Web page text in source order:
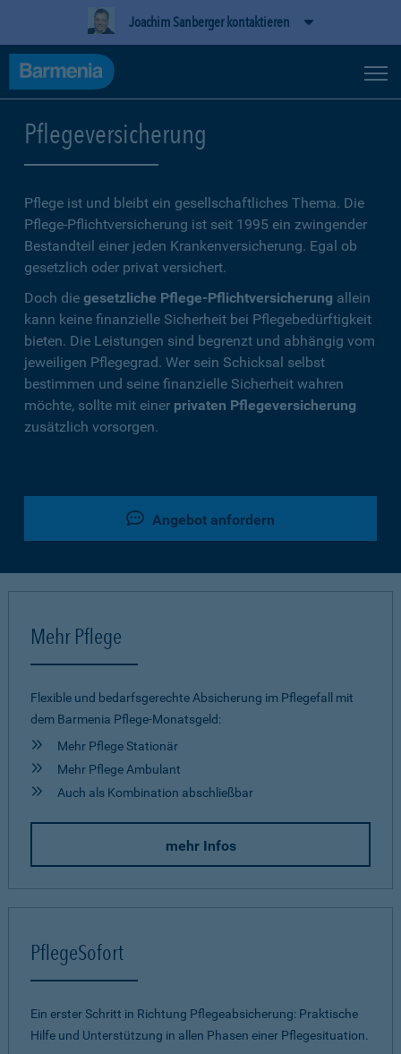
Joachim Sanberger kontaktieren
Pflegeversicherung
Pflege ist und bleibt ein gesellschaftliches Thema. Die
Pflege-Pflichtversicherung ist seit 1995 ein zwingender
Bestandteil einer jeden Krankenversicherung. Egal ob
gesetzlich oder privat versichert.
Doch die gesetzliche Pflege-Pflichtversicherung allein
kann keine finanzielle Sicherheit bei Pflegebedürftigkeit
bieten. Die Leistungen sind begrenzt und abhängig vom
jeweiligen Pflegegrad. Wer sein Schicksal selbst
bestimmen und seine finanzielle Sicherheit wahren
möchte, sollte mit einer privaten Pflegeversicherung
zusätzlich vorsorgen.
Angebot anfordern
Mehr Pflege
Flexible und bedarfsgerechte Absicherung im Pflegefall mit
dem Barmenia Pflege-Monatsgeld:
Mehr Pflege Stationär
Mehr Pflege Ambulant
Auch als Kombination abschließbar
mehr Infos
PflegeSofort
Ein erster Schritt in Richtung Pflegeab­sicherung: Praktische
Hilfe und Unterstützung in allen Phasen einer Pflegesituation.